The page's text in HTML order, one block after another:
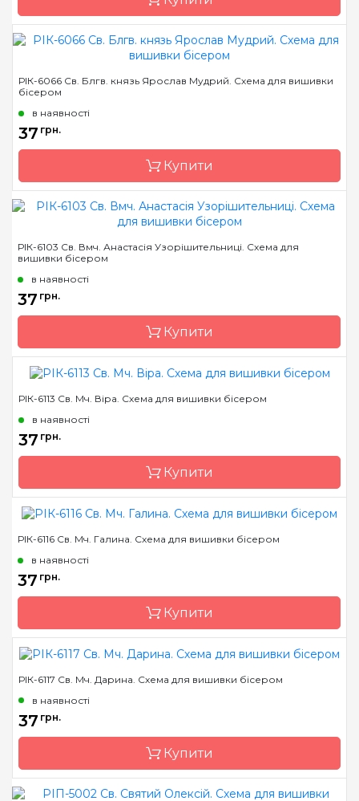
Розмір 7,5*10,5 см
Країна виробник
Зашивання
Матеріал
Розмір
7,5*10,5 см
РІК-6066 Св. Блгв. князь Ярослав Мудрий. Схема для вишивки
бісером
в наявності
37 грн.
Купити
Країна виробник
Зашивання
Матеріал
Розмір
7,5*10,5 см
РІК-6103 Св. Вмч. Анастасія Узорішительниці. Схема для
вишивки бісером
в наявності
37 грн.
Купити
Бренд
Країна виробник
флізеліном
Розмір
7,5*10,5 см
РІК-6113 Св. Мч. Віра. Схема для вишивки бісером
в наявності
37 грн.
Купити
Бренд
Країна виробник
Зашивання
флізеліном
Розмір
7,5*10,5 см
РІК-6116 Св. Мч. Галина. Схема для вишивки бісером
в наявності
37 грн.
Купити
Бренд
Країна виробник
Зашивання
флізеліном
Розмір
7,5*10,5 см
РІК-6117 Св. Мч. Дарина. Схема для вишивки бісером
в наявності
37 грн.
Купити